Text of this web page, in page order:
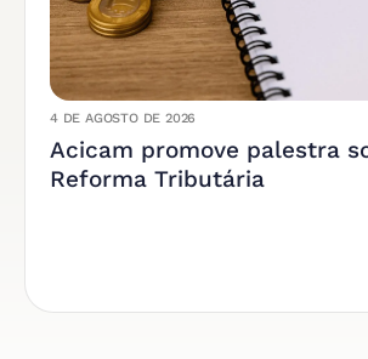
4 DE AGOSTO DE 2026
Acicam promove palestra
Reforma Tributária